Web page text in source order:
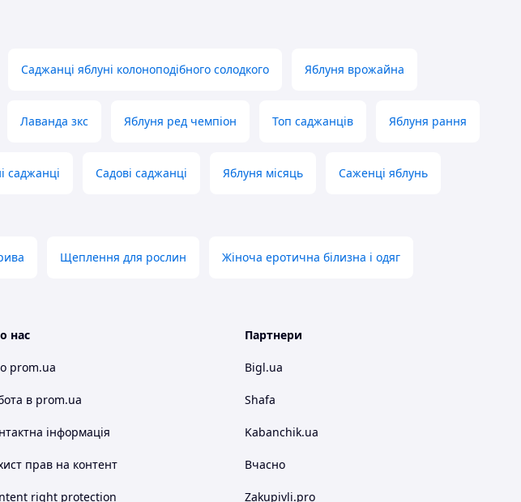
Саджанці яблуні колоноподібного солодкого Яблуня врожайна
Лаванда зкс Яблуня ред чемпіон Топ саджанців Яблуня рання
саджанці Садові саджанці Яблуня місяць Саженці яблунь
Щеплення для рослин Жіноча еротична білизна і одяг
нас
prom.ua
в prom.ua
інформація
прав на контент
right protection
Партнери
Bigl.ua
Shafa
Kabanchik.ua
Вчасно
Zakupivli.pro